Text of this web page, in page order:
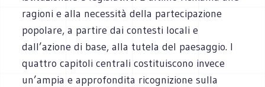
ragioni e alla necessità della partecipazione
popolare, a partire dai contesti locali e
dall’azione di base, alla tutela del paesaggio. I
quattro capitoli centrali costituiscono invece
un’ampia e approfondita ricognizione sulla